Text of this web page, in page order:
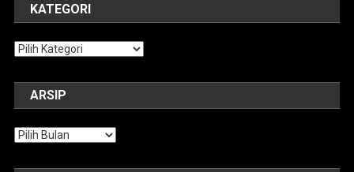
KATEGORI
Kategori
ARSIP
Arsip